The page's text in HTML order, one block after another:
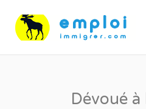
Dévoué à